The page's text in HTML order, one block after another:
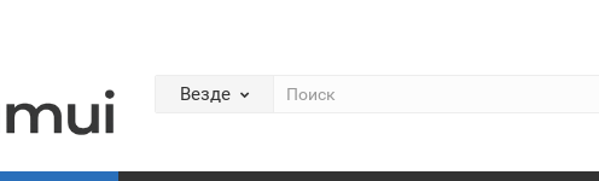
Везде